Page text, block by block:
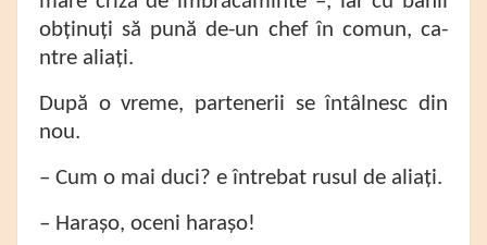
obținuți să pună de-un chef în comun, ca-
ntre aliați.
După o vreme, partenerii se întâlnesc din
nou.
– Cum o mai duci? e întrebat rusul de aliați.
– Harașo, oceni harașo!